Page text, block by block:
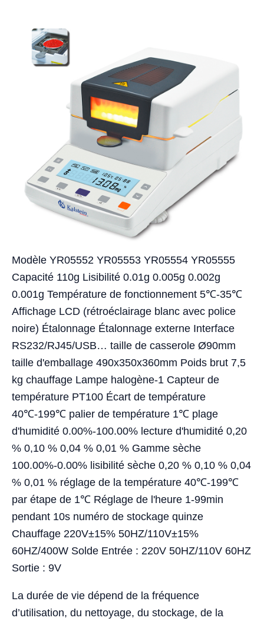
Modèle YR05552 YR05553 YR05554 YR05555
Capacité 110g Lisibilité 0.01g 0.005g 0.002g
0.001g Température de fonctionnement 5℃-35℃
Affichage LCD (rétroéclairage blanc avec police
noire) Étalonnage Étalonnage externe Interface
RS232/RJ45/USB… taille de casserole Ø90mm
taille d'emballage 490x350x360mm Poids brut 7,5
kg chauffage Lampe halogène-1 Capteur de
température PT100 Écart de température
40℃-199℃ palier de température 1℃ plage
d'humidité 0.00%-100.00% lecture d'humidité 0,20
% 0,10 % 0,04 % 0,01 % Gamme sèche
100.00%-0.00% lisibilité sèche 0,20 % 0,10 % 0,04
% 0,01 % réglage de la température 40℃-199℃
par étape de 1℃ Réglage de l'heure 1-99min
pendant 10s numéro de stockage quinze
Chauffage 220V±15% 50HZ/110V±15%
60HZ/400W Solde Entrée : 220V 50HZ/110V 60HZ
Sortie : 9V
La durée de vie dépend de la fréquence
d’utilisation, du nettoyage, du stockage, de la